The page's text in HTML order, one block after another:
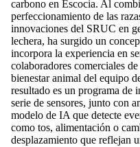
carbono en Escocia. Al
perfeccionamiento de las
innovaciones del SRUC en
lechera, ha surgido un
incorpora la experiencia en
colaboradores comerciales
bienestar animal del equipo
resultado es un programa de
serie de sensores, junto con
modelo de IA que detecte
como tos, alimentación o
desplazamiento que reflejan